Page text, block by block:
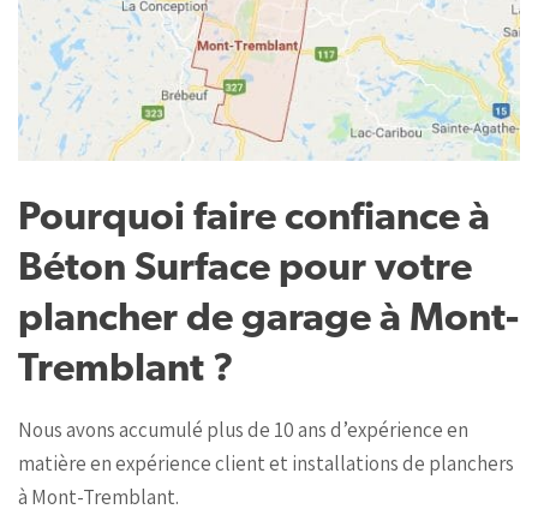
Pourquoi faire confiance à
Béton Surface pour votre
plancher de garage à Mont-
Tremblant ?
Nous avons accumulé plus de 10 ans d’expérience en
matière en expérience client et installations de planchers
à Mont-Tremblant.